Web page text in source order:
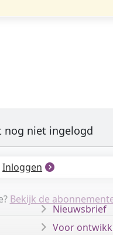
nog niet ingelogd
Inloggen
Bekijk de
Nieuwsbrief
Voor